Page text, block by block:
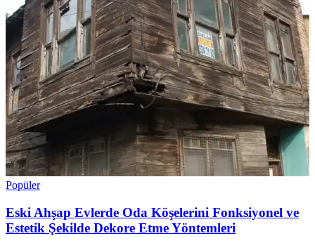
Popüler
Eski Ahşap Evlerde Oda Köşelerini Fonksiyonel ve
Estetik Şekilde Dekore Etme Yöntemleri